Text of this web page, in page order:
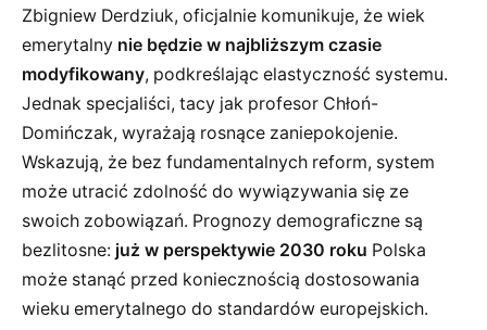
Zbigniew Derdziuk, oficjalnie komunikuje, że wiek
emerytalny nie będzie w najbliższym czasie
modyfikowany, podkreślając elastyczność systemu.
Jednak specjaliści, tacy jak profesor Chłoń-
Domińczak, wyrażają rosnące zaniepokojenie.
Wskazują, że bez fundamentalnych reform, system
może utracić zdolność do wywiązywania się ze
swoich zobowiązań. Prognozy demograficzne są
bezlitosne: już w perspektywie 2030 roku Polska
może stanąć przed koniecznością dostosowania
wieku emerytalnego do standardów europejskich.